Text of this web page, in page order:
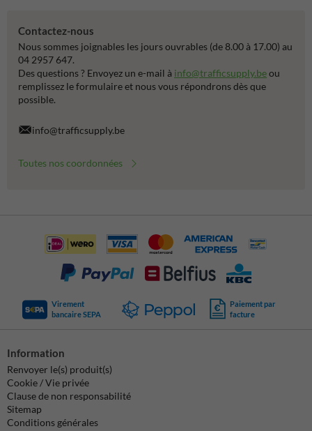
Contactez-nous
Nous sommes joignables les jours ouvrables (de 8.00 à 17.00) au
04 2957 647.
Des questions ? Envoyez un e-mail à info@trafficsupply.beou
remplissez le formulaire et nous vous répondrons dès que
possible.
info@trafficsupply.be
Toutes nos coordonnées
Virement
bancaire SEPA
Paiement par
facture
Information
Renvoyer le(s) produit(s)
Cookie / Vie privée
Clause de non responsabilité
Sitemap
Conditions générales